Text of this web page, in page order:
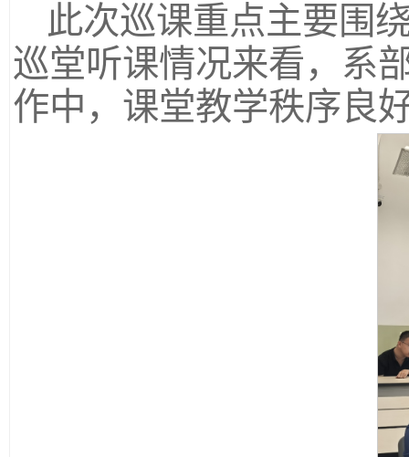
此次巡课重点主要围
巡堂听课情况来看，系
作中，课堂教学秩序良